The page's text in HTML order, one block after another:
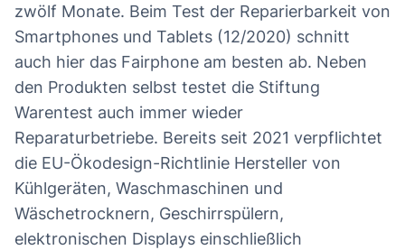
zwölf Monate. Beim Test der Reparierbarkeit von
Smartphones und Tablets (12/2020) schnitt
auch hier das Fairphone am besten ab. Neben
den Produkten selbst testet die Stiftung
Warentest auch immer wieder
Reparaturbetriebe. Bereits seit 2021 verpflichtet
die EU-Ökodesign-Richtlinie Hersteller von
Kühlgeräten, Waschmaschinen und
Wäschetrocknern, Geschirrspülern,
elektronischen Displays einschließlich